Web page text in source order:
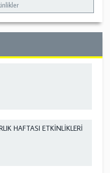
HAFTASI ETKİNLİKLERİ